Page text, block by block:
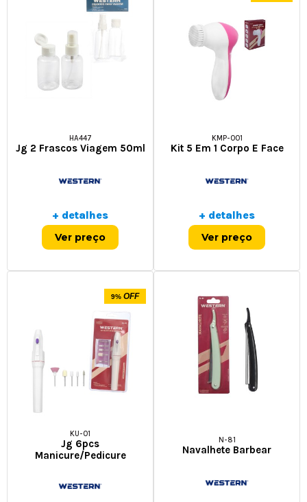
HA447
Jg 2 Frascos Viagem 50ml
+ detalhes
Ver preço
KMP-001
Kit 5 Em 1 Corpo E Face
+ detalhes
Ver preço
9% OFF
KU-01
Jg 6pcs
Manicure/pedicure
N-81
Navalhete Barbear